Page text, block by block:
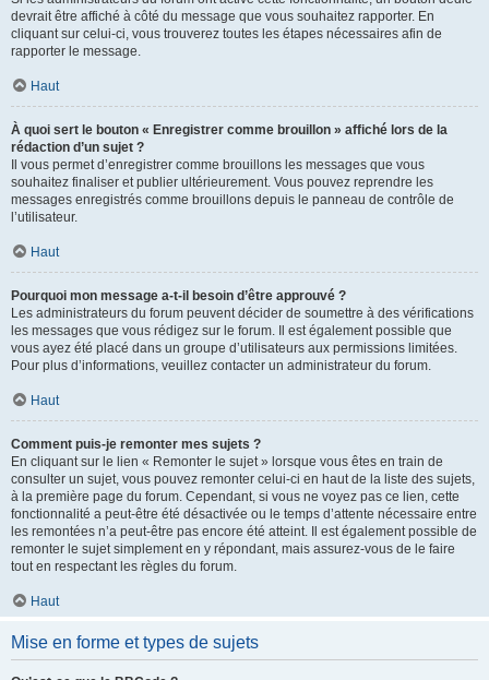
devrait être affiché à côté du message que vous souhaitez rapporter. En
cliquant sur celui-ci, vous trouverez toutes les étapes nécessaires afin de
rapporter le message.
Haut
À quoi sert le bouton « Enregistrer comme brouillon » affiché lors de la
rédaction d’un sujet ?
Il vous permet d’enregistrer comme brouillons les messages que vous
souhaitez finaliser et publier ultérieurement. Vous pouvez reprendre les
messages enregistrés comme brouillons depuis le panneau de contrôle de
l’utilisateur.
Haut
Pourquoi mon message a-t-il besoin d’être approuvé ?
Les administrateurs du forum peuvent décider de soumettre à des vérifications
les messages que vous rédigez sur le forum. Il est également possible que
vous ayez été placé dans un groupe d’utilisateurs aux permissions limitées.
Pour plus d’informations, veuillez contacter un administrateur du forum.
Haut
Comment puis-je remonter mes sujets ?
En cliquant sur le lien « Remonter le sujet » lorsque vous êtes en train de
consulter un sujet, vous pouvez remonter celui-ci en haut de la liste des sujets,
à la première page du forum. Cependant, si vous ne voyez pas ce lien, cette
fonctionnalité a peut-être été désactivée ou le temps d’attente nécessaire entre
les remontées n’a peut-être pas encore été atteint. Il est également possible de
remonter le sujet simplement en y répondant, mais assurez-vous de le faire
tout en respectant les règles du forum.
Haut
Mise en forme et types de sujets